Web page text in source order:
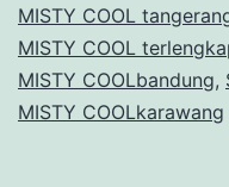
MISTY COOL
MISTY COOL
MISTY COOLbandung,
MISTY COOLkarawang